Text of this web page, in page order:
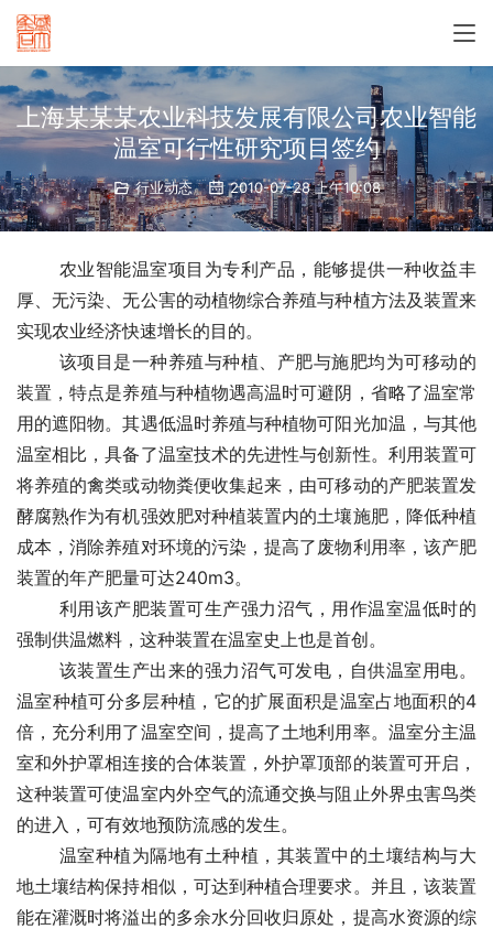
上海某某某农业科技发展有限公司农业智能
温室可行性研究项目签约
行业动态 2010-07-28 上午10:08
农业智能温室项目为专利产品，能够提供一种收益丰
厚、无污染、无公害的动植物综合养殖与种植方法及装置来
实现农业经济快速增长的目的。
该项目是一种养殖与种植、产肥与施肥均为可移动的
装置，特点是养殖与种植物遇高温时可避阴，省略了温室常
用的遮阳物。其遇低温时养殖与种植物可阳光加温，与其他
温室相比，具备了温室技术的先进性与创新性。利用装置可
将养殖的禽类或动物粪便收集起来，由可移动的产肥装置发
酵腐熟作为有机强效肥对种植装置内的土壤施肥，降低种植
成本，消除养殖对环境的污染，提高了废物利用率，该产肥
装置的年产肥量可达240m3。
利用该产肥装置可生产强力沼气，用作温室温低时的
强制供温燃料，这种装置在温室史上也是首创。
该装置生产出来的强力沼气可发电，自供温室用电。
温室种植可分多层种植，它的扩展面积是温室占地面积的4
倍，充分利用了温室空间，提高了土地利用率。温室分主温
室和外护罩相连接的合体装置，外护罩顶部的装置可开启，
这种装置可使温室内外空气的流通交换与阻止外界虫害鸟类
的进入，可有效地预防流感的发生。
温室种植为隔地有土种植，其装置中的土壤结构与大
地土壤结构保持相似，可达到种植合理要求。并且，该装置
能在灌溉时将溢出的多余水分回收归原处，提高水资源的综